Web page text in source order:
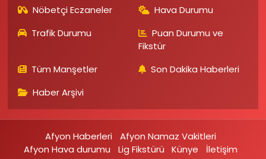
Nöbetçi Eczaneler
Hava Durumu
Trafik Durumu
Puan Durumu ve
Fikstür
Tüm Manşetler
Son Dakika Haberleri
Haber Arşivi
Afyon Haberleri
Afyon Namaz Vakitleri
Afyon Hava durumu
Lig Fikstürü Künye
İletişim